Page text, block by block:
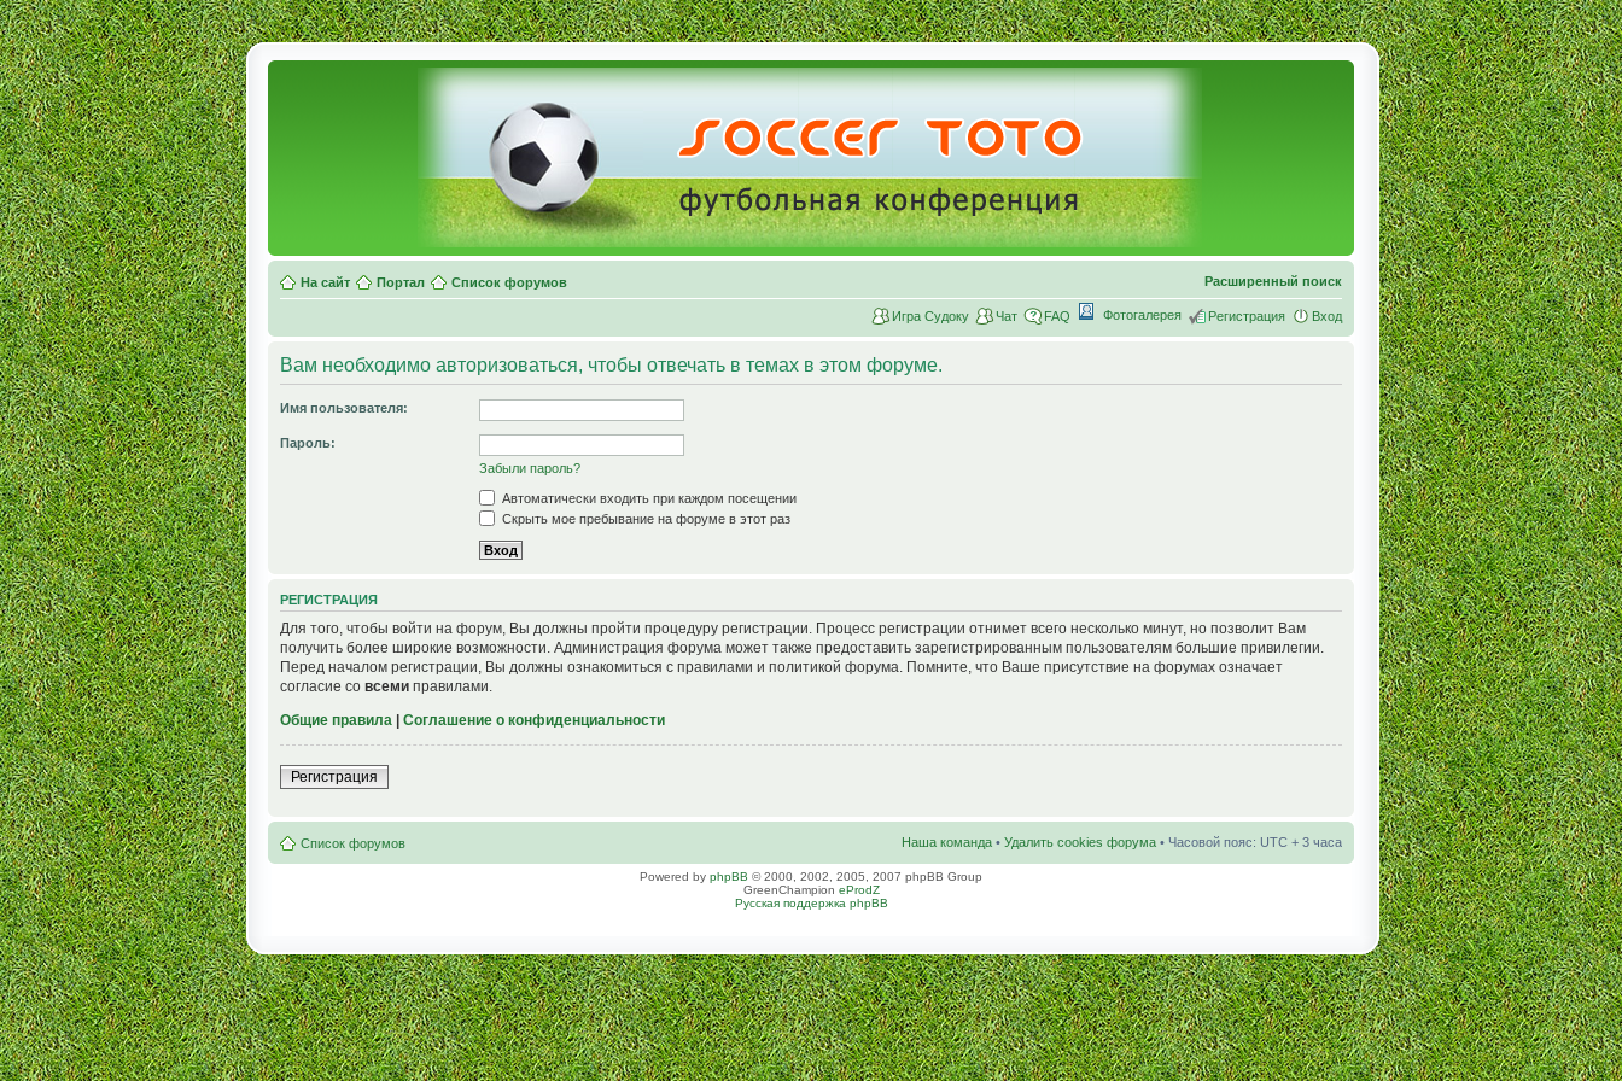
На сайт Портал Список форумов Расширенный поиск
Игра Судоку Чат FAQ Фотогалерея Регистрация Вход
Вам необходимо авторизоваться, чтобы отвечать в темах в этом форуме.
Имя пользователя:
Пароль:
Забыли пароль?
Автоматически входить при каждом посещении
Скрыть мое пребывание на форуме в этот раз
РЕГИСТРАЦИЯ
Для того, чтобы войти на форум, Вы должны пройти процедуру регистрации. Процесс регистрации отнимет всего несколько минут, но позволит Вам
получить более широкие возможности. Администрация форума может также предоставить зарегистрированным пользователям большие привилегии.
Перед началом регистрации, Вы должны ознакомиться с правилами и политикой форума. Помните, что Ваше присутствие на форумах означает
согласие со всеми правилами.
Общие правила | Соглашение о конфиденциальности
Регистрация
Список форумов Наша команда • Удалить cookies форума • Часовой пояс: UTC + 3 часа
Powered by phpBB © 2000, 2002, 2005, 2007 phpBB Group
GreenChampion eProdZ
Русская поддержка phpBB